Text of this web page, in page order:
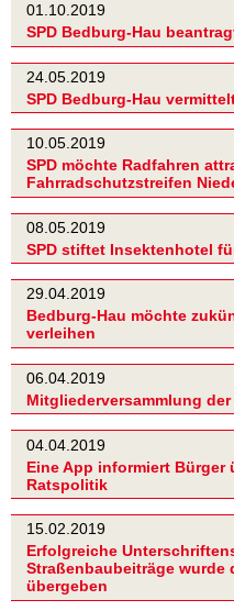
01.10.2019
SPD Bedburg-Hau
24.05.2019
SPD Bedburg-Hau
10.05.2019
SPD möchte Radfahren
Fahrradschutzstreifen
08.05.2019
SPD stiftet Insektenhotel
29.04.2019
Bedburg-Hau möchte
verleihen
06.04.2019
Mitgliederversammlung der
04.04.2019
Eine App informiert Bürger
Ratspolitik
15.02.2019
Erfolgreiche
Straßenbaubeiträge wurde
übergeben